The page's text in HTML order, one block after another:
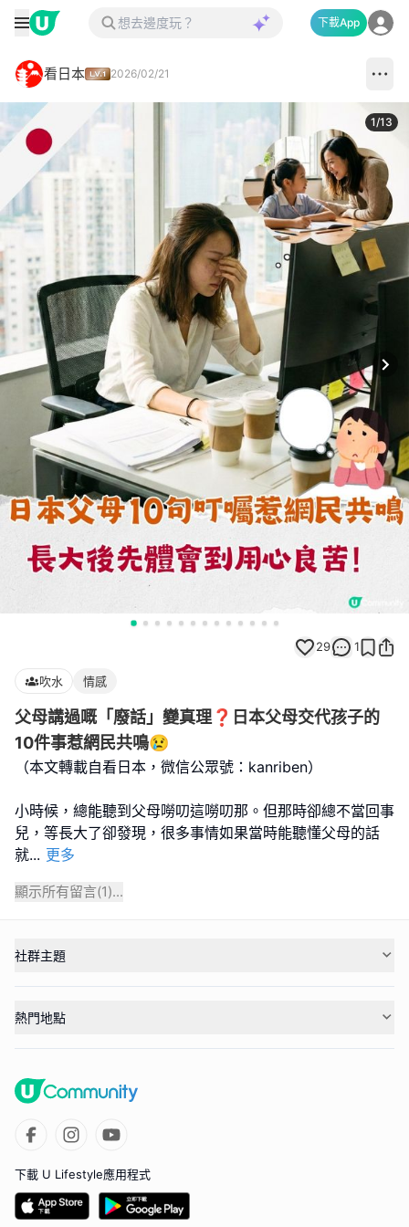
下載App
看日本 2026/02/21
1/13
29 1
吹水 情感
父母講過嘅「廢話」變真理❓日本父母交代孩子的
10件事惹網民共鳴😢
（本文轉載自看日本，微信公眾號：kanriben）
小時候，總能聽到父母嘮叨這嘮叨那。但那時卻總不當回事
兒，等長大了卻發現，很多事情如果當時能聽懂父母的話
就... 更多
顯示所有留言(1)...
社群主題
熱門地點
下載 U Lifestyle應用程式